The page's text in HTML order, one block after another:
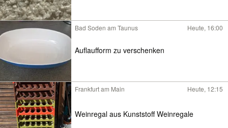
Bad Soden am Taunus Heute, 16:00
Auflaufform zu verschenken
Frankfurt am Main Heute, 12:15
Weinregal aus Kunststoff Weinregale